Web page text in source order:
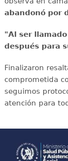
abandonó por
"Al ser
después para
Finalizaron
comprometida
seguimos
atención para